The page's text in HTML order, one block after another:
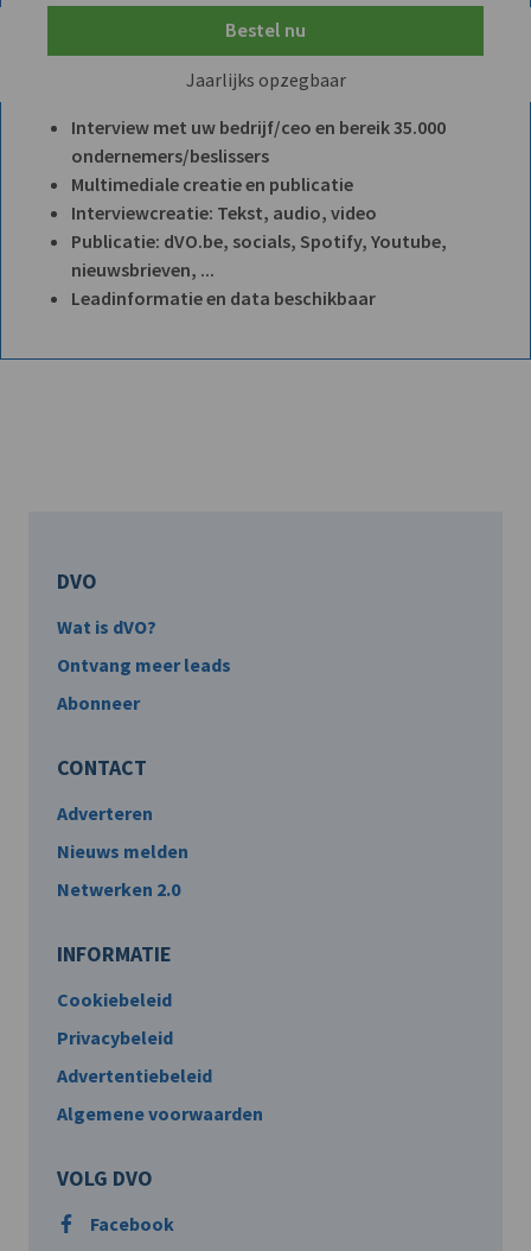
Bestel nu
Jaarlijks opzegbaar
Interview met uw bedrijf/ceo en bereik 35.000
ondernemers/beslissers
Multimediale creatie en publicatie
Interviewcreatie: Tekst, audio, video
Publicatie: dVO.be, socials, Spotify, Youtube,
nieuwsbrieven, ...
Leadinformatie en data beschikbaar
DVO
Wat is dVO?
Ontvang meer leads
Abonneer
CONTACT
Adverteren
Nieuws melden
Netwerken 2.0
INFORMATIE
Cookiebeleid
Privacybeleid
Advertentiebeleid
Algemene voorwaarden
VOLG DVO
Facebook